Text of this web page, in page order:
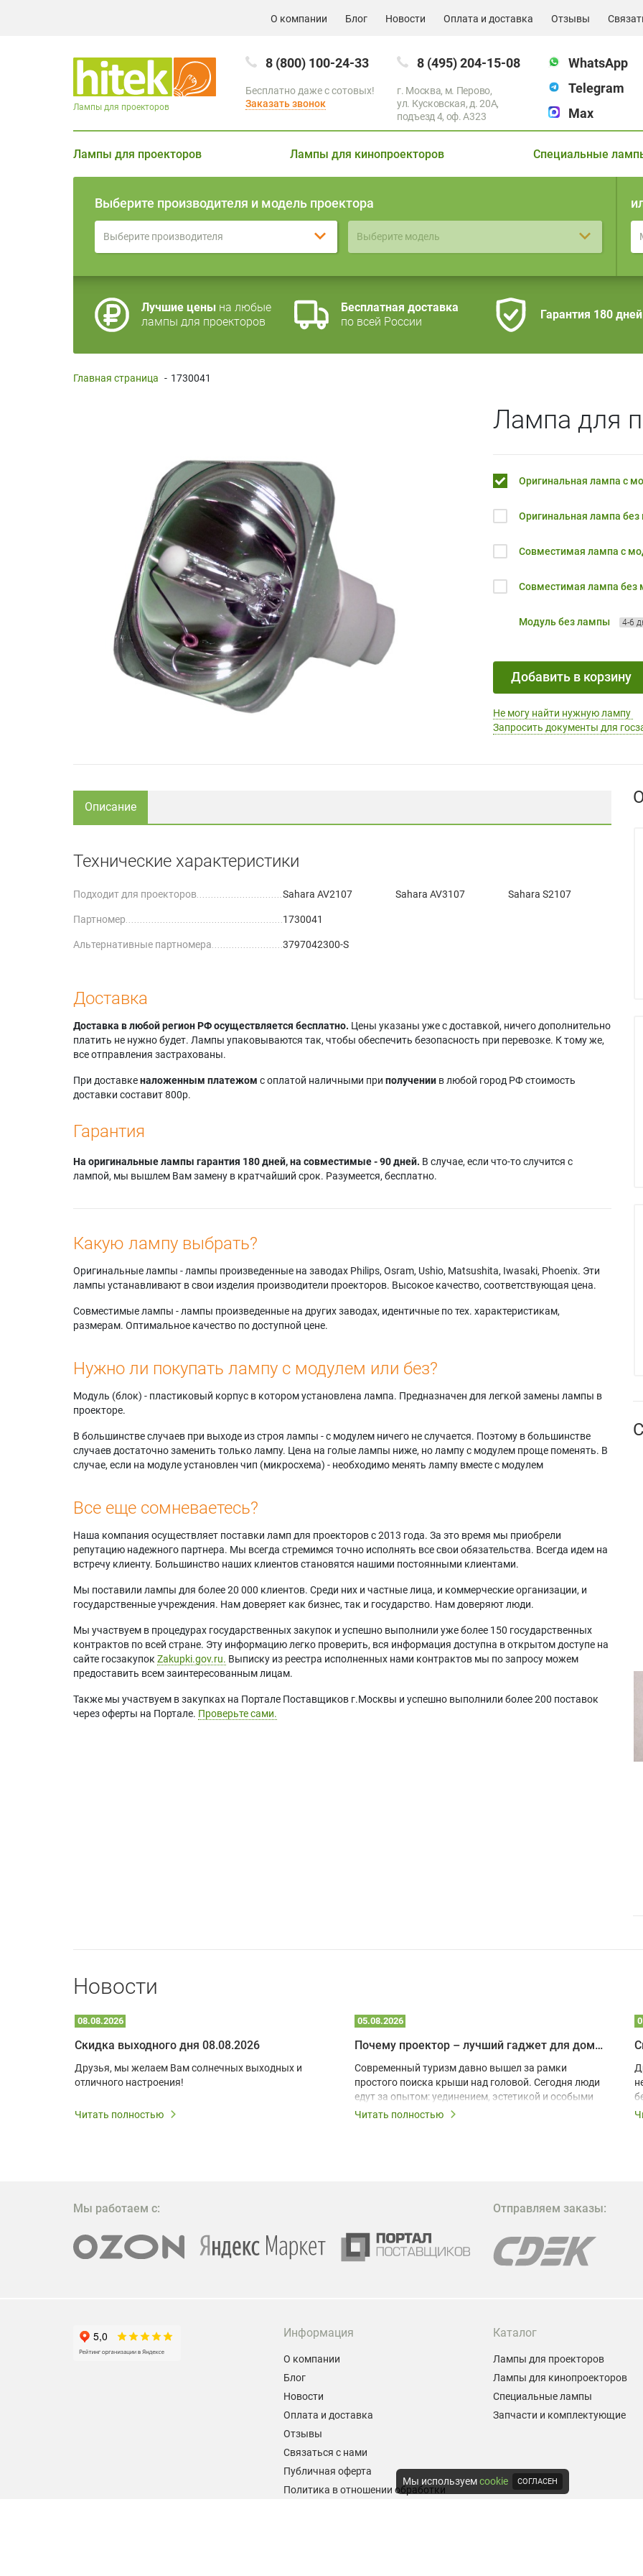
О компании Блог Новости Оплата и доставка Отзывы
8 (800) 100-24-33
Бесплатно даже с сотовых!
Заказать звонок
8 (495) 204-15-08
г. Москва, м. Перово,
ул. Кусковская, д. 20А,
подъезд 4, оф. A323
WhatsApp
Telegram
Max
Лампы для проекторов
Лампы для проекторов Лампы для кинопроекторов Специальные
Выберите производителя и модель проектора
Выберите производителя Выберите модель
Лучшие цены на любые
лампы для проекторов
Бесплатная доставка
по всей России
Гарантия 180 дней
Главная страница - 1730041
Лампа для
Оригинальная лампа с
Оригинальная лампа без
Совместимая лампа с
Совместимая лампа без
Модуль без лампы 4-6
Добавить в корзину
Не могу найти нужную лампу
Запросить документы для
Описание
Технические характеристики
Подходит для проекторов Sahara AV2107 Sahara AV3107 Sahara S2107
Партномер 1730041
Альтернативные партномера 3797042300-S
Доставка
Доставка в любой регион РФ осуществляется бесплатно. Цены указаны уже с доставкой, ничего дополнительно
платить не нужно будет. Лампы упаковываются так, чтобы обеспечить безопасность при перевозке. К тому же,
все отправления застрахованы.
При доставкеналоженным платежом с оплатой наличными при получении в любой город РФ стоимость
доставки составит 800р.
Гарантия
На оригинальные лампы гарантия 180 дней, на совместимые - 90 дней. В случае, если что-то случится с
лампой, мы вышлем Вам замену в кратчайший срок. Разумеется, бесплатно.
Какую лампу выбрать?
Оригинальные лампы - лампы произведенные на заводах Philips, Osram, Ushio, Matsushita, Iwasaki, Phoenix. Эти
лампы устанавливают в свои изделия производители проекторов. Высокое качество, соответствующая цена.
Совместимые лампы - лампы произведенные на других заводах, идентичные по тех. характеристикам,
размерам. Оптимальное качество по доступной цене.
Нужно ли покупать лампу с модулем или без?
Модуль (блок) - пластиковый корпус в котором установлена лампа. Предназначен для легкой замены лампы в
проекторе.
В большинстве случаев при выходе из строя лампы - с модулем ничего не случается. Поэтому в большинстве
случаев достаточно заменить только лампу. Цена на голые лампы ниже, но лампу с модулем проще поменять. В
случае, если на модуле установлен чип (микросхема) - необходимо менять лампу вместе с модулем
Все еще сомневаетесь?
Наша компания осуществляет поставки ламп для проекторов с 2013 года. За это время мы приобрели
репутацию надежного партнера. Мы всегда стремимся точно исполнять все свои обязательства. Всегда идем на
встречу клиенту. Большинство наших клиентов становятся нашими постоянными клиентами.
Мы поставили лампы для более 20 000 клиентов. Среди них и частные лица, и коммерческие организации, и
государственные учреждения. Нам доверяет как бизнес, так и государство. Нам доверяют люди.
Мы участвуем в процедурах государственных закупок и успешно выполнили уже более 150 государственных
контрактов по всей стране. Эту информацию легко проверить, вся информация доступна в открытом доступе на
сайте госзакупок Zakupki.gov.ru. Выписку из реестра исполненных нами контрактов мы по запросу можем
предоставить всем заинтересованным лицам.
Также мы участвуем в закупках на Портале Поставщиков г.Москвы и успешно выполнили более 200 поставок
через оферты на Портале. Проверьте сами.
Новости
08.08.2026
Скидка выходного дня 08.08.2026
Друзья, мы желаем Вам солнечных выходных и
отличного настроения!
Читать полностью
05.08.2026
Почему проектор – лучший гаджет для домика в глэмпинге
Современный туризм давно вышел за рамки
простого поиска крыши над головой. Сегодня люди
едут за опытом: уединением, эстетикой и особыми
ощущениями. Владельцы A-frame домов,
эффективных и бюджетных способов стать
проектора.
Читать полностью
Мы работаем с: Отправляем заказы:
Информация
О компании
Блог
Новости
Оплата и доставка
Отзывы
Связаться с нами
Публичная оферта
Политика в отношении обработки
Каталог
Лампы для проекторов
Лампы для кинопроекторов
Специальные лампы
Запчасти и комплектующие
Мы используемcookie СОГЛАСЕН